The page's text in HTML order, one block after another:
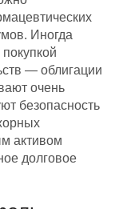
Иногда
— облигации
очень
безопасность
активом
долговое